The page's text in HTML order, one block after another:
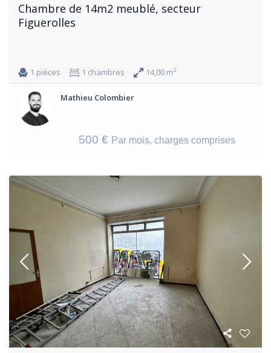
Chambre de 14m2 meublé, secteur
Figuerolles
1 pièces 1 chambres 14,00 m2
Mathieu Colombier
500 € Par mois, charges comprises